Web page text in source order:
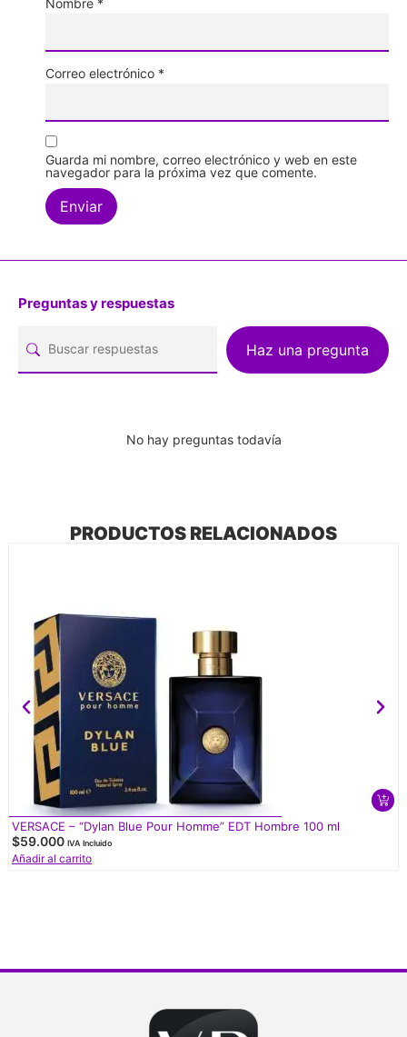
Nombre *
Correo electrónico *
Guarda mi nombre, correo electrónico y web en este
navegador para la próxima vez que comente.
Preguntas y respuestas
Haz una pregunta
No hay preguntas todavía
PRODUCTOS RELACIONADOS
VERSACE – “Dylan Blue Pour Homme” EDT Hombre 100 ml
$59.000 IVA Incluido
Añadir al carrito